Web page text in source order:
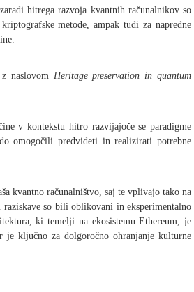
hitrega razvoja kvantnih računalnikov so
metode, ampak tudi za napredne
naslovom Heritage preservation in quantum
v kontekstu hitro razvijajoče se paradigme
omogočili predvideti in realizirati potrebne
kvantno računalništvo, saj te vplivajo tako na
so bili oblikovani in eksperimentalno
ki temelji na ekosistemu Ethereum, je
je ključno za dolgoročno ohranjanje kulturne